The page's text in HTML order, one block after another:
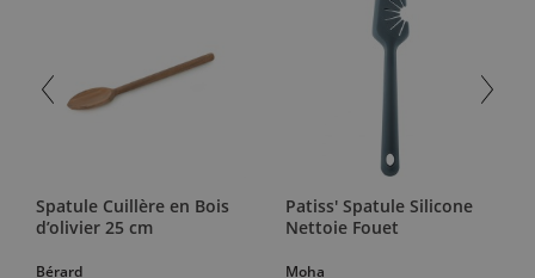
Spatule Cuillère en Bois
d’olivier 25 cm
Bérard
Patiss' Spatule Silicone
Nettoie Fouet
Moha